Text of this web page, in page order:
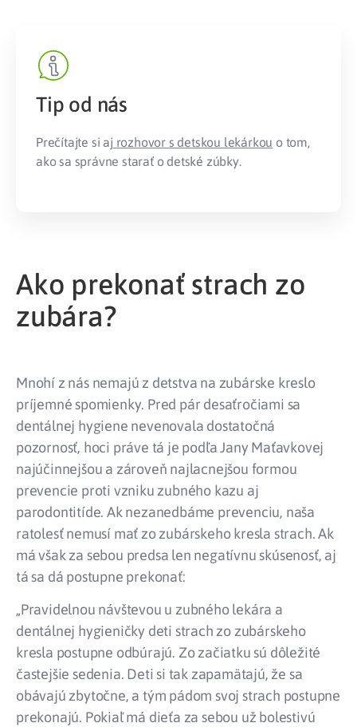
Tip od nás
Prečítajte si aj rozhovor s detskou lekárkou o tom,
ako sa správne starať o detské zúbky.
Ako prekonať strach zo
zubára?
Mnohí z nás nemajú z detstva na zubárske kreslo
príjemné spomienky. Pred pár desaťročiami sa
dentálnej hygiene nevenovala dostatočná
pozornosť, hoci práve tá je podľa Jany Maťavkovej
najúčinnejšou a zároveň najlacnejšou formou
prevencie proti vzniku zubného kazu aj
parodontitíde. Ak nezanedbáme prevenciu, naša
ratolesť nemusí mať zo zubárskeho kresla strach. Ak
má však za sebou predsa len negatívnu skúsenosť, aj
tá sa dá postupne prekonať:
„Pravidelnou návštevou u zubného lekára a
dentálnej hygieničky deti strach zo zubárskeho
kresla postupne odbúrajú. Zo začiatku sú dôležité
častejšie sedenia. Deti si tak zapamätajú, že sa
obávajú zbytočne, a tým pádom svoj strach postupne
prekonajú. Pokiaľ má dieťa za sebou už bolestivú